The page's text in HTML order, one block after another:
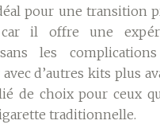
pour une transition
car il offre une
sans les
d’autres kits plus
de choix pour ceux
traditionnelle.